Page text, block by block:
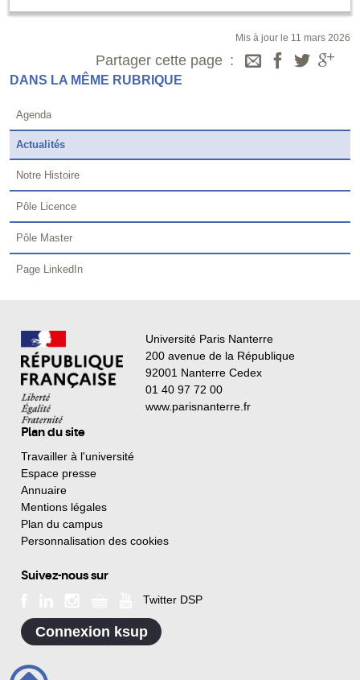
Mis à jour le 11 mars 2026
Partager cette page
DANS LA MÊME RUBRIQUE
Agenda
Actualités
Notre Histoire
Pôle Licence
Pôle Master
Page LinkedIn
Université Paris Nanterre
200 avenue de la République
92001 Nanterre Cedex
01 40 97 72 00
www.parisnanterre.fr
Plan du site
Travailler à l'université
Espace presse
Annuaire
Mentions légales
Plan du campus
Personnalisation des cookies
Suivez-nous sur
Twitter DSP
Connexion ksup